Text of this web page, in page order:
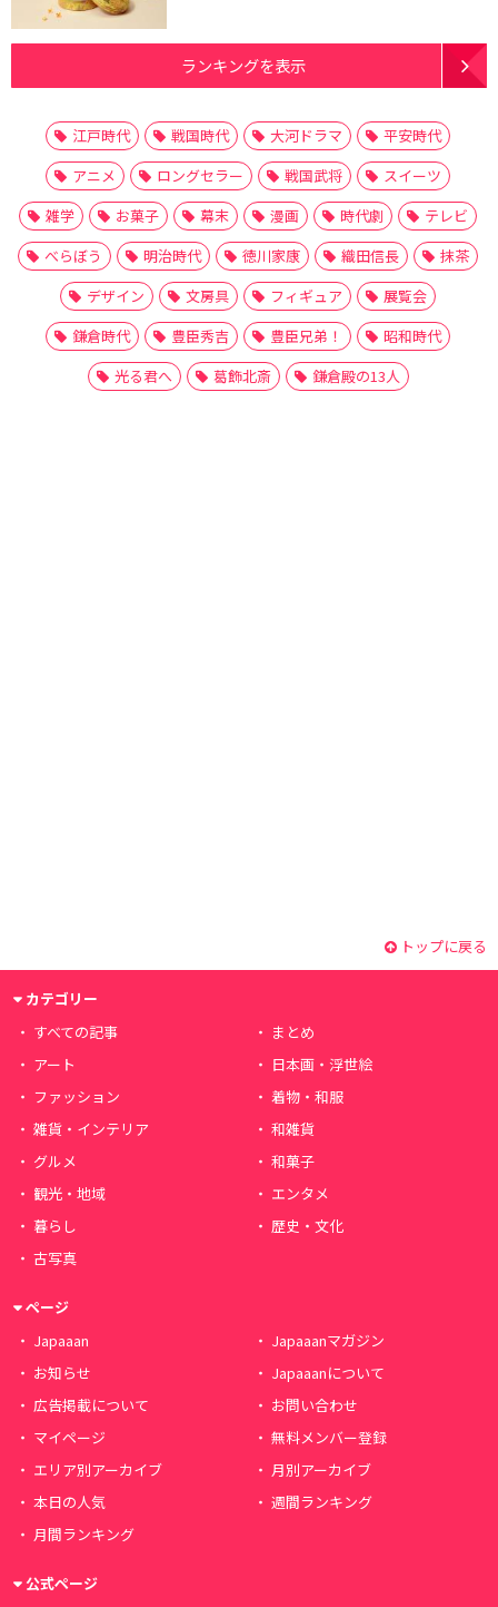
ランキングを表示
江戸時代 戦国時代 大河ドラマ
平安時代
アニメ
ロングセラー 戦国武将
スイーツ
雑学
お菓子 幕末 漫画 時代劇
テレビ
べらぼう
明治時代 徳川家康 織田信長
抹茶
デザイン
文房具 フィギュア
展覧会
鎌倉時代
豊臣秀吉 豊臣兄弟！
昭和時代
光る君へ
葛飾北斎 鎌倉殿の13人
トップに戻る
カテゴリー
すべての記事
まとめ
アート
日本画・浮世絵
ファッション
着物・和服
雑貨・インテリア
和雑貨
グルメ
和菓子
観光・地域
エンタメ
暮らし
歴史・文化
古写真
ページ
Japaaan
Japaaanマガジン
お知らせ
Japaaanについて
広告掲載について
お問い合わせ
マイページ
無料メンバー登録
エリア別アーカイブ
月別アーカイブ
本日の人気
週間ランキング
月間ランキング
公式ページ